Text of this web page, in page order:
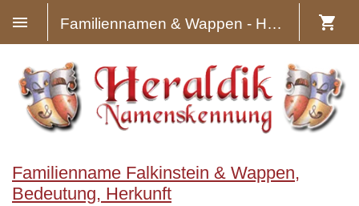
Familiennamen & Wappen - Heraldik
Familienname Falkinstein & Wappen,
Bedeutung, Herkunft